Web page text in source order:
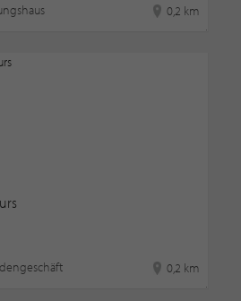
0,2 km
0,2 km